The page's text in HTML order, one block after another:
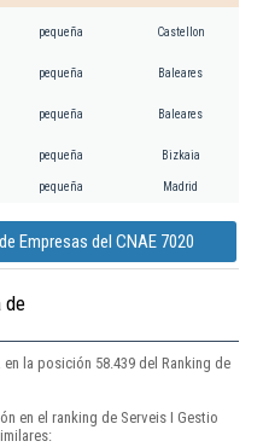
pequeña Castellon
pequeña Baleares
pequeña Baleares
pequeña Bizkaia
pequeña Madrid
Empresas del CNAE 7020
de
la posición 58.439 del Ranking de
en el ranking de Serveis I Gestio